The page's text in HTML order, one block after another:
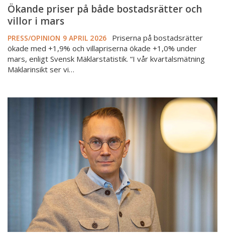
Ökande priser på både bostadsrätter och
villor i mars
PRESS/OPINION 9 APRIL 2026
Priserna på bostadsrätter
ökade med +1,9% och villapriserna ökade +1,0% under
mars, enligt Svensk Mäklarstatistik. “I vår kvartalsmätning
Mäklarinsikt ser vi…
Priserna